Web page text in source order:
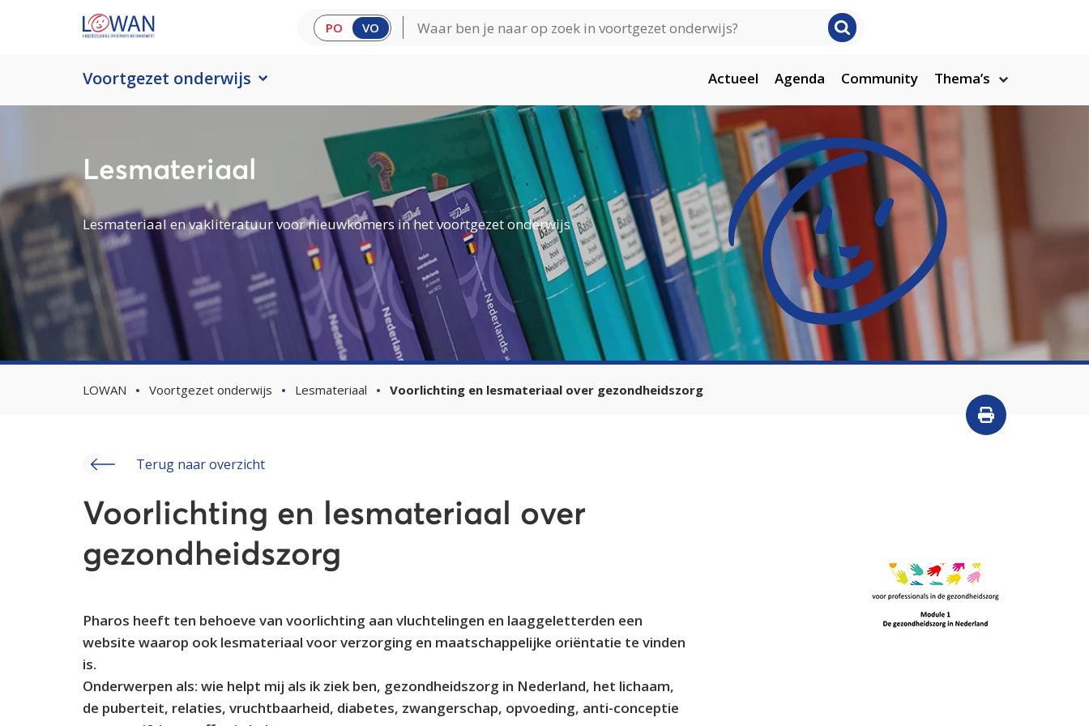
PO VO
Voortgezet onderwijs Actueel Agenda Community Thema’s
Lesmateriaal
Lesmateriaal en vakliteratuur voor nieuwkomers in het voortgezet onderwijs
LOWAN Voortgezet onderwijs Lesmateriaal Voorlichting en lesmateriaal over gezondheidszorg
Terug naar overzicht
Voorlichting en lesmateriaal over
gezondheidszorg
Pharos heeft ten behoeve van voorlichting aan vluchtelingen en laaggeletterden een
website waarop ook lesmateriaal voor verzorging en maatschappelijke oriëntatie te vinden
is.
Onderwerpen als: wie helpt mij als ik ziek ben, gezondheidszorg in Nederland, het lichaam,
de puberteit, relaties, vruchtbaarheid, diabetes, zwangerschap, opvoeding, anti-conceptie